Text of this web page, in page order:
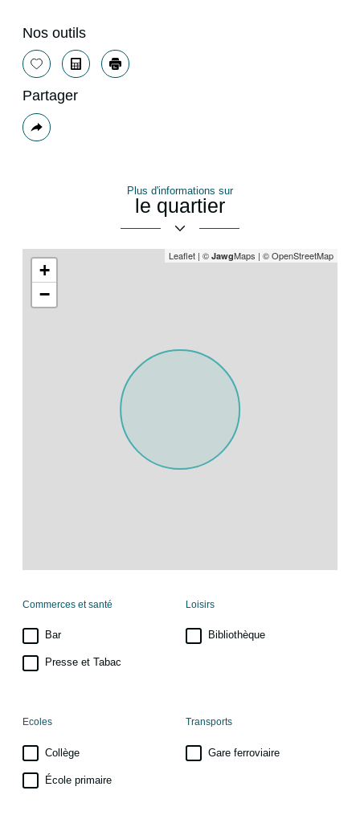
Nos outils
SélectionnerCalculatriceImprimer
Partager
Plus
de
Plus d'informations sur
le quartier
+
−
Leaflet | © JawgMaps | © OpenStreetMap
Commerces et santé
Bar
Presse et Tabac
Loisirs
Bibliothèque
Ecoles
Collège
École primaire
Transports
Gare ferroviaire